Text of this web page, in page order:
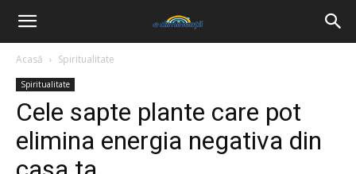
Acasă Spiritualitate
Spiritualitate
Cele sapte plante care pot
elimina energia negativa din